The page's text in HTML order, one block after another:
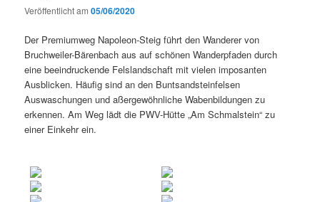
Veröffentlicht am05/06/2020
Der Premiumweg Napoleon-Steig führt den Wanderer von
Bruchweiler-Bärenbach aus auf schönen Wanderpfaden durch
eine beeindruckende Felslandschaft mit vielen imposanten
Ausblicken. Häufig sind an den Buntsandsteinfelsen
Auswaschungen und aßergewöhnliche Wabenbildungen zu
erkennen. Am Weg lädt die PWV-Hütte „Am Schmalstein“ zu
einer Einkehr ein.